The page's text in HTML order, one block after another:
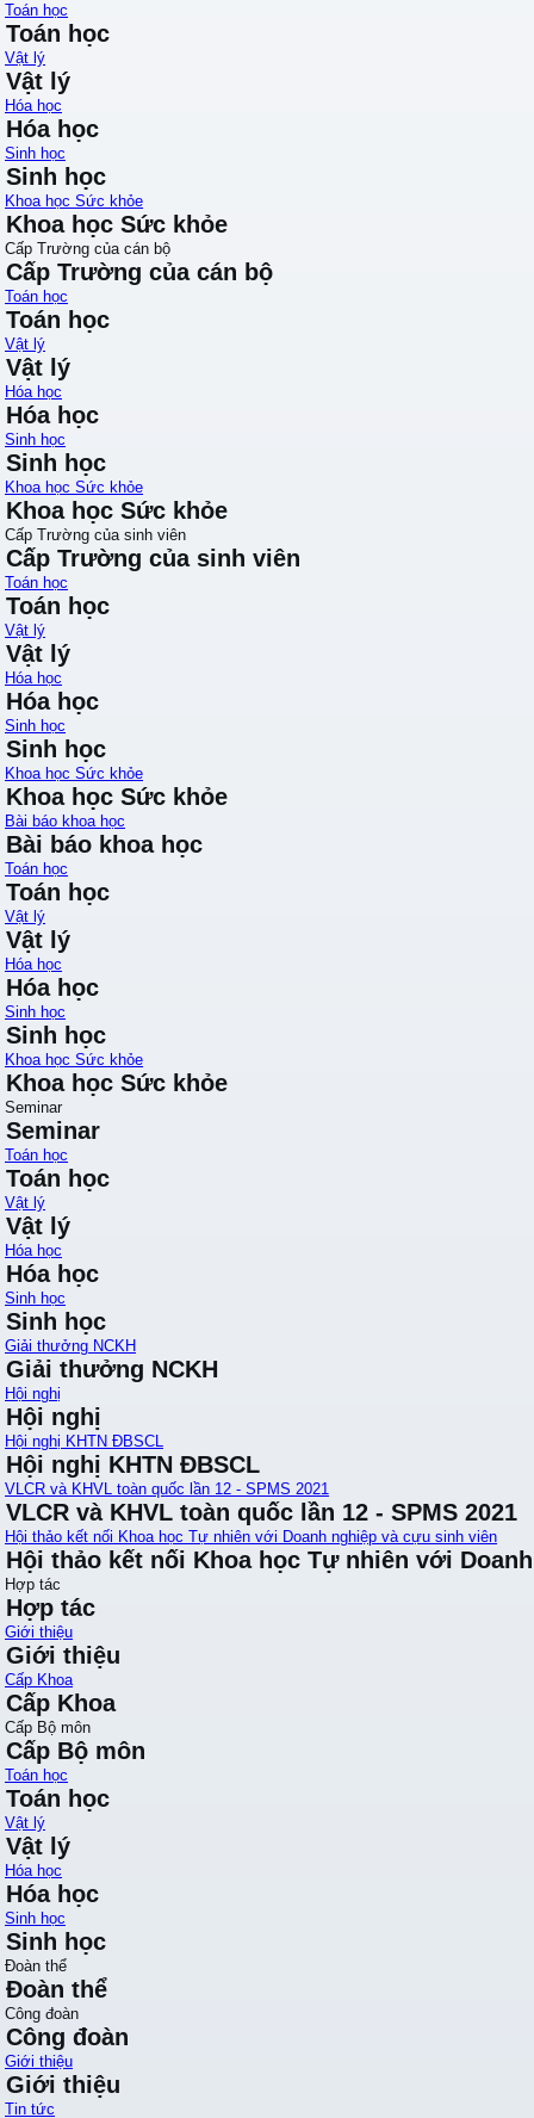
Toán học
Toán học
Vật lý
Vật lý
Hóa học
Hóa học
Sinh học
Sinh học
Khoa học Sức khỏe
Khoa học Sức khỏe
Cấp Trường của cán bộ
Cấp Trường của cán bộ
Toán học
Toán học
Vật lý
Vật lý
Hóa học
Hóa học
Sinh học
Sinh học
Khoa học Sức khỏe
Khoa học Sức khỏe
Cấp Trường của sinh viên
Cấp Trường của sinh viên
Toán học
Toán học
Vật lý
Vật lý
Hóa học
Hóa học
Sinh học
Sinh học
Khoa học Sức khỏe
Khoa học Sức khỏe
Bài báo khoa học
Bài báo khoa học
Toán học
Toán học
Vật lý
Vật lý
Hóa học
Hóa học
Sinh học
Sinh học
Khoa học Sức khỏe
Khoa học Sức khỏe
Seminar
Seminar
Toán học
Toán học
Vật lý
Vật lý
Hóa học
Hóa học
Sinh học
Sinh học
Giải thưởng NCKH
Giải thưởng NCKH
Hội nghị
Hội nghị
Hội nghị KHTN ĐBSCL
Hội nghị KHTN ĐBSCL
VLCR và KHVL toàn quốc lần 12 - SPMS 2021
VLCR và KHVL toàn quốc lần 12 - SPMS 2021
Hội thảo kết nối Khoa học Tự nhiên với Doanh nghiệp và cựu sinh viên
Hội thảo kết nối Khoa học Tự nhiên với
Hợp tác
Hợp tác
Giới thiệu
Giới thiệu
Cấp Khoa
Cấp Khoa
Cấp Bộ môn
Cấp Bộ môn
Toán học
Toán học
Vật lý
Vật lý
Hóa học
Hóa học
Sinh học
Sinh học
Đoàn thể
Đoàn thể
Công đoàn
Công đoàn
Giới thiệu
Giới thiệu
Tin tức